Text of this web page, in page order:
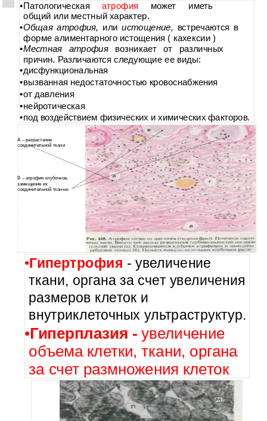
•Патологическаяатрофия может иметь
общий или местный характер.
•Общая атрофия, илиистощение, встречаются в
форме алиментарного истощения ( кахексии )
•Местная атрофия возникает от различных
причин. Различаются следующие ее виды:
•дисфункциональная
•вызванная недостаточностью кровоснабжения
•от давления
•нейротическая
•под воздействием физических и химических факторов.
А – разрастание
соединительной ткани
В – атрофия клубочков,
замещение их
соединительной тканью
•Гипертрофия - увеличение
ткани, органа за счет увеличения
размеров клеток и
внутриклеточных ультраструктур.
•Гиперплазия -увеличение
объема клетки, ткани, органа
за счет размножения клеток